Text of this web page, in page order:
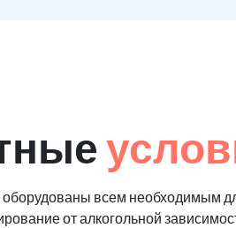
всем необходимым
от алкогольной